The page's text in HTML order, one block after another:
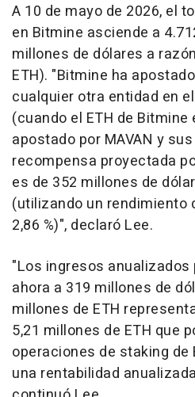
A 10 de mayo de 2026, el
en Bitmine asciende a
millones de dólares a
ETH). "Bitmine ha
cualquier otra entidad en
(cuando el ETH de
apostado por MAVAN y
recompensa proyectada
es de 352 millones de
(utilizando un rendimiento
2,86 %)", declaró Lee.
"Los ingresos
ahora a 319 millones de
millones de ETH
5,21 millones de ETH que
operaciones de staking de
una rentabilidad